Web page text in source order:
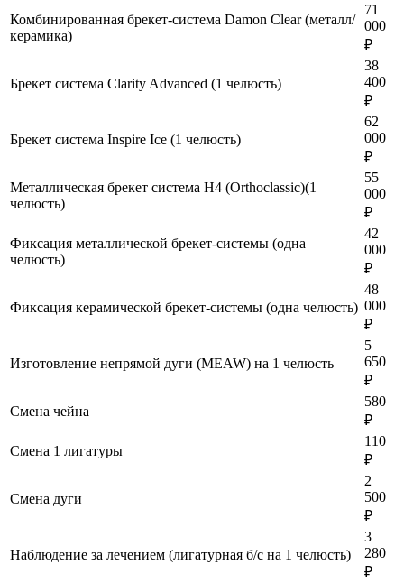
Комбинированная брекет-система Damon Clear (металл/
керамика)
71
000
₽
Брекет система Clarity Advanced (1 челюсть)
38
400
₽
Брекет система Inspire Ice (1 челюсть)
62
000
₽
Металлическая брекет система H4 (Orthoclassic)(1
челюсть)
55
000
₽
Фиксация металлической брекет-системы (одна
челюсть)
42
000
₽
Фиксация керамической брекет-системы (одна челюсть)
48
000
₽
Изготовление непрямой дуги (MEAW) на 1 челюсть
5
650
₽
Смена чейна
580
₽
Смена 1 лигатуры
110
₽
Смена дуги
2
500
₽
Наблюдение за лечением (лигатурная б/с на 1 челюсть)
3
280
₽